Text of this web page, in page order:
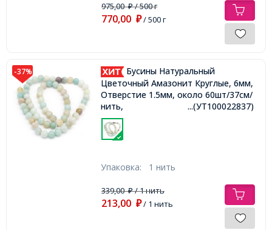
975,00₽/ 500 г
770,00 ₽/ 500 г
-37%
Бусины Натуральный
Цветочный Амазонит Круглые, 6мм,
Отверстие 1.5мм, около 60шт/37см/
нить,
...(УТ100022837)
Упаковка: 1 нить
339,00₽/ 1 нить
213,00 ₽/ 1 нить